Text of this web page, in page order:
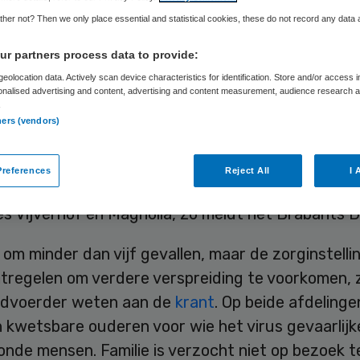
Skipr Redactie 26 april 2016,08:16 42 keer gelezen
locaties van psychiatrische zorginstelling Reinier
is afgelopen week het norovirus uitgebroken.
Vijverhof en Magnolia, zo meldt het Brabants
minder dan vijf gevallen, maar de
om verdere verspreiding te voorkomen,
weten aan de krant. Op beide
kwetsbare ouderen voor wie het virus
mensen. Familie is verzocht niet op bezoek
not? Then we only place essential and statistical cookies, these do not record any data
partners process data to provide:
data. Actively scan device characteristics for identification. Store and/or access
advertising and content, advertising and content measurement, audience research
(vendors)
Reject All I